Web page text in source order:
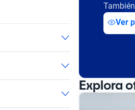
Ver
Explora